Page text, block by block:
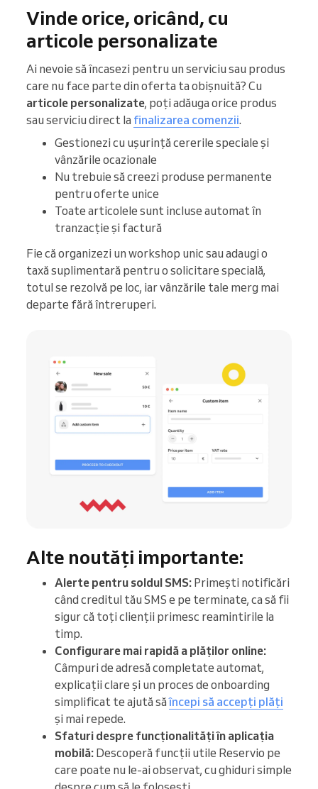
Vinde orice, oricând, cu
articole personalizate
Ai nevoie să încasezi pentru un serviciu sau produs
care nu face parte din oferta ta obișnuită? Cu
articole personalizate, poți adăuga orice produs
sau serviciu direct la finalizarea comenzii.
Gestionezi cu ușurință cererile speciale și
vânzările ocazionale
Nu trebuie să creezi produse permanente
pentru oferte unice
Toate articolele sunt incluse automat în
tranzacție și factură
Fie că organizezi un workshop unic sau adaugi o
taxă suplimentară pentru o solicitare specială,
totul se rezolvă pe loc, iar vânzările tale merg mai
departe fără întreruperi.
Alte noutăți importante:
Alerte pentru soldul SMS: Primești notificări
când creditul tău SMS e pe terminate, ca să fii
sigur că toți clienții primesc reamintirile la
timp.
Configurare mai rapidă a plăților online:
Câmpuri de adresă completate automat,
explicații clare și un proces de onboarding
simplificat te ajută săîncepi să accepți plăți
și mai repede.
Sfaturi despre funcționalități în aplicația
mobilă: Descoperă funcții utile Reservio pe
care poate nu le-ai observat, cu ghiduri simple